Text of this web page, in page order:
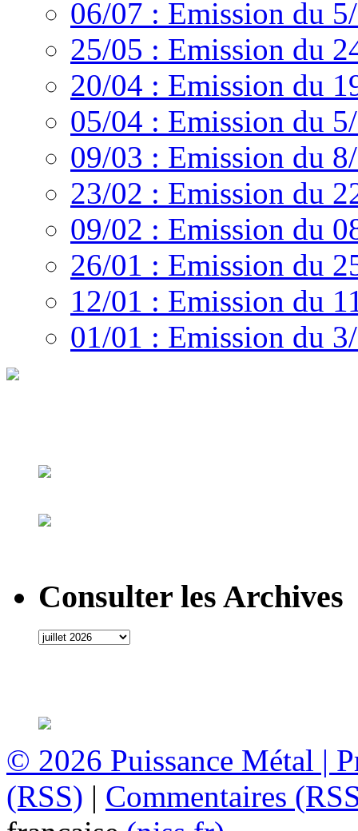
06/07 : Emission du
25/05 : Emission du
20/04 : Emission du
05/04 : Emission du
09/03 : Emission du
23/02 : Emission du
09/02 : Emission du
26/01 : Emission du
12/01 : Emission du
01/01 : Emission du
Consulter les Archives
© 2026 Puissance Métal |
(RSS) | Commentaires